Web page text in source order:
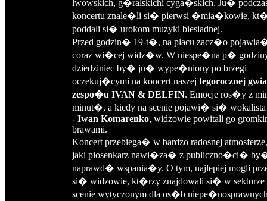
lwowskich, g�ralskichi cyga�skich. Ju�
koncertu znale�li si� pierwsi �mia�kowie,
poddali si� urokom muzyki biesiadnej.
Przed godzin� 19-t�, na placu zacz�o
coraz wi�cej widz�w. W niespe�na p�
dziedziniec by� ju� wype�niony po brzegi
oczekuj�cymi na koncert naszej tegorocznej
zespo�u IVAN & DELFIN. Emocje ros�y z
minut�, a kiedy na scenie pojawi� si�
- Iwan Komarenko, widzowie powitali go
brawami.
Koncert przebiega� w bardzo radosnej
jaki piosenkarz nawi�za� z publiczno�ci�
naprawd� wspania�y. O tym, najlepiej mogli
si� widzowie, kt�rzy znajdowali si� w sektorze
scenie wytyczonym dla os�b